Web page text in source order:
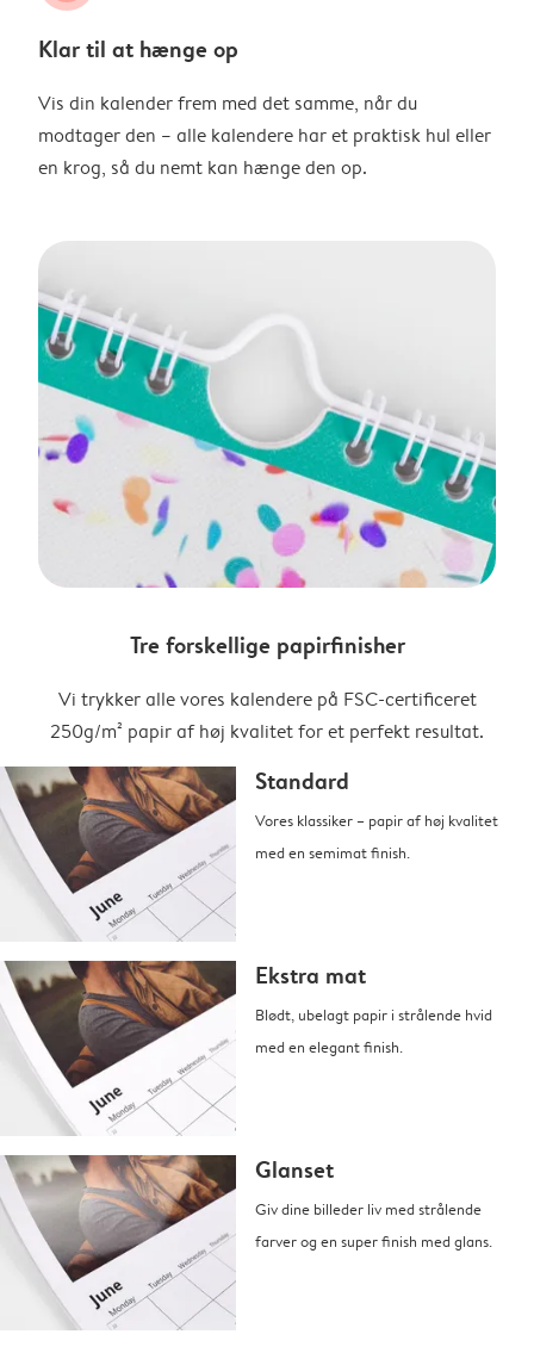
Klar til at hænge op
Vis din kalender frem med det samme, når du
modtager den – alle kalendere har et praktisk hul eller
en krog, så du nemt kan hænge den op.
Tre forskellige papirfinisher
Vi trykker alle vores kalendere på FSC-certificeret
250g/m² papir af høj kvalitet for et perfekt resultat.
Standard
Vores klassiker – papir af høj kvalitet
med en semimat finish.
Ekstra mat
Blødt, ubelagt papir i strålende hvid
med en elegant finish.
Glanset
Giv dine billeder liv med strålende
farver og en super finish med glans.